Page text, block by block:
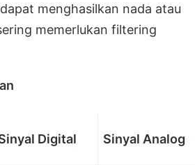
menghasilkan nada atau
memerlukan filtering
Digital Sinyal Analog